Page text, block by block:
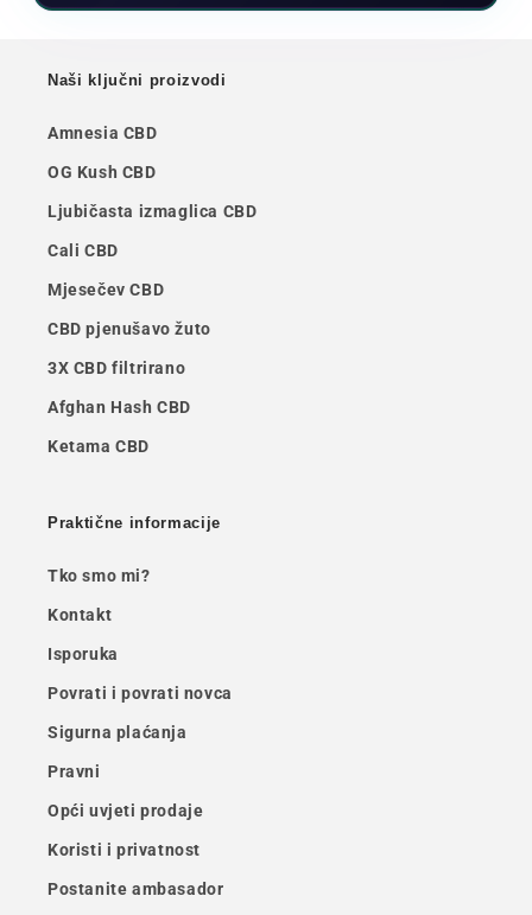
Naši ključni proizvodi
Amnesia CBD
OG Kush CBD
Ljubičasta izmaglica CBD
Cali CBD
Mjesečev CBD
CBD pjenušavo žuto
3X CBD filtrirano
Afghan Hash CBD
Ketama CBD
Praktične informacije
Tko smo mi?
Kontakt
Isporuka
Povrati i povrati novca
Sigurna plaćanja
Pravni
Opći uvjeti prodaje
Koristi i privatnost
Postanite ambasador